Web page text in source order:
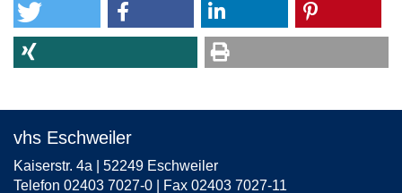
vhs Eschweiler
Kaiserstr. 4a | 52249 Eschweiler
Telefon 02403 7027-0 | Fax 02403 7027-11